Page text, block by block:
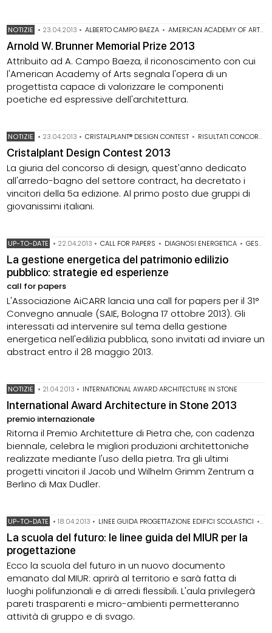
NOTIZIE • 23.04.2013 • ALBERTO CAMPO BAEZA • AMERICAN ACADEMY OF ARTS AND LETTERS
Arnold W. Brunner Memorial Prize 2013
Attribuito ad A. Campo Baeza, il riconoscimento con cui
l'American Academy of Arts segnala l'opera di un
progettista capace di valorizzare le componenti
poetiche ed espressive dell'architettura.
NOTIZIE • 23.04.2013 • CRISTALPLANT® DESIGN CONTEST • RISULTATI CONCORSI DI DESIGN
Cristalplant Design Contest 2013
La giuria del concorso di design, quest'anno dedicato
all'arredo-bagno del settore contract, ha decretato i
vincitori della 5a edizione. Al primo posto due gruppi di
giovanissimi italiani.
UP-TO-DATE • 22.04.2013 • CALL FOR PAPERS • DIAGNOSI ENERGETICA • GESTIONE DEL SISTEMA EDIFICIO-IMPIANTO
La gestione energetica del patrimonio edilizio
pubblico: strategie ed esperienze
call for papers
L'Associazione AiCARR lancia una call for papers per il 31°
Convegno annuale (SAIE, Bologna 17 ottobre 2013). Gli
interessati ad intervenire sul tema della gestione
energetica nell'edilizia pubblica, sono invitati ad inviare un
abstract entro il 28 maggio 2013.
NOTIZIE • 21.04.2013 • INTERNATIONAL AWARD ARCHITECTURE IN STONE
International Award Architecture in Stone 2013
premio internazionale
Ritorna il Premio Architetture di Pietra che, con cadenza
biennale, celebra le migliori produzioni architettoniche
realizzate mediante l'uso della pietra. Tra gli ultimi
progetti vincitori il Jacob und Wilhelm Grimm Zentrum a
Berlino di Max Dudler.
UP-TO-DATE •18.04.2013 • LINEE GUIDA PROGETTAZIONE EDIFICI SCOLASTICI •
La scuola del futuro: le linee guida del MIUR per la
progettazione
Ecco la scuola del futuro in un nuovo documento
emanato dal MIUR: aprirà al territorio e sarà fatta di
luoghi polifunzionali e di arredi flessibili. L'aula privilegerà
pareti trasparenti e micro-ambienti permetteranno
attività di gruppo e di svago.